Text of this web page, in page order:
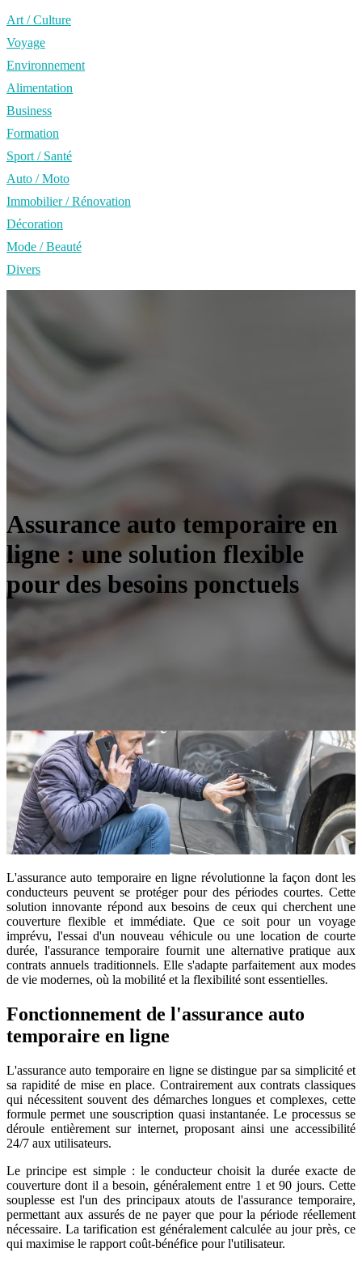
Art / Culture
Voyage
Environnement
Alimentation
Business
Formation
Sport / Santé
Auto / Moto
Immobilier / Rénovation
Décoration
Mode / Beauté
Divers
Assurance auto temporaire en
ligne : une solution flexible
pour des besoins ponctuels
L'assurance auto temporaire en ligne révolutionne la façon dont les
conducteurs peuvent se protéger pour des périodes courtes. Cette
solution innovante répond aux besoins de ceux qui cherchent une
couverture flexible et immédiate. Que ce soit pour un voyage
imprévu, l'essai d'un nouveau véhicule ou une location de courte
durée, l'assurance temporaire fournit une alternative pratique aux
contrats annuels traditionnels. Elle s'adapte parfaitement aux modes
de vie modernes, où la mobilité et la flexibilité sont essentielles.
Fonctionnement de l'assurance auto
temporaire en ligne
L'assurance auto temporaire en ligne se distingue par sa simplicité et
sa rapidité de mise en place. Contrairement aux contrats classiques
qui nécessitent souvent des démarches longues et complexes, cette
formule permet une souscription quasi instantanée. Le processus se
déroule entièrement sur internet, proposant ainsi une accessibilité
24/7 aux utilisateurs.
Le principe est simple : le conducteur choisit la durée exacte de
couverture dont il a besoin, généralement entre 1 et 90 jours. Cette
souplesse est l'un des principaux atouts de l'assurance temporaire,
permettant aux assurés de ne payer que pour la période réellement
nécessaire. La tarification est généralement calculée au jour près, ce
qui maximise le rapport coût-bénéfice pour l'utilisateur.